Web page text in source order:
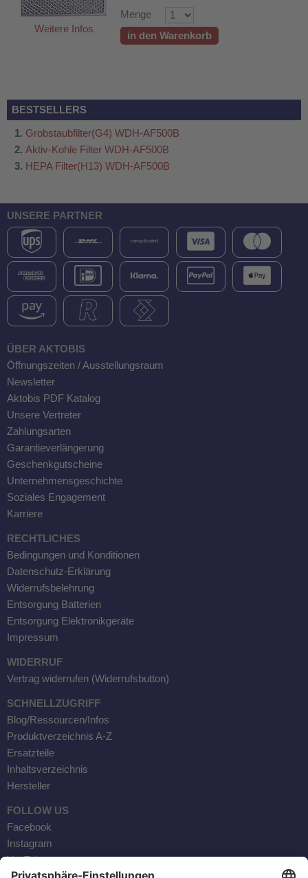
Weitere Infos
Menge
in den Warenkorb
BESTSELLERS
Grobstaubfilter(G4) WDH-AF500B
Aktiv-Kohle Filter WDH-AF500B
HEPA Filter(H13) WDH-AF500B
UNSERE PARTNER
ÜBER AKTOBIS
Öffnungszeiten / Ausstellungsraum
Newsletter
Aktobis PDF Katalog
Unsere Vertreter
Zahlungsarten
Garantieverlängerung
Geschenkgutscheine
Unternehmensgeschichte
Soziales Engagement
Karriere
RECHTLICHES
Bedingungen und Konditionen
Datenschutz-Erklärung
Widerrufsbelehrung
Entsorgung Batterien
Entsorgung Elektronikgeräte
Impressum
WIDERRUF
Vertrag widerrufen (Widerrufsbutton)
SCHNELLZUGRIFF
Blog/Ressourcen/Infos
Produktverzeichnis A-Z
Ersatzteile
Inhaltsverzeichnis
Hersteller
FOLLOW US
Facebook
Instagram
YouTube